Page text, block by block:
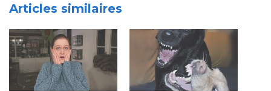
Articles similaires